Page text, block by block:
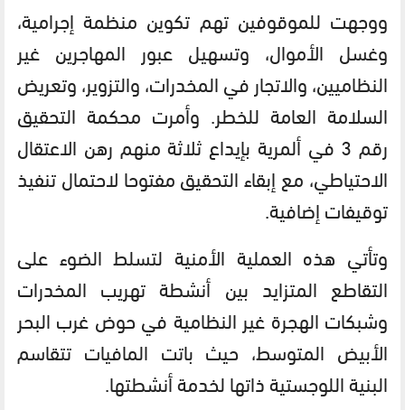
ووجهت للموقوفين تهم تكوين منظمة إجرامية،
وغسل الأموال، وتسهيل عبور المهاجرين غير
النظاميين، والاتجار في المخدرات، والتزوير، وتعريض
السلامة العامة للخطر. وأمرت محكمة التحقيق
رقم 3 في ألمرية بإيداع ثلاثة منهم رهن الاعتقال
الاحتياطي، مع إبقاء التحقيق مفتوحا لاحتمال تنفيذ
توقيفات إضافية.
وتأتي هذه العملية الأمنية لتسلط الضوء على
التقاطع المتزايد بين أنشطة تهريب المخدرات
وشبكات الهجرة غير النظامية في حوض غرب البحر
الأبيض المتوسط، حيث باتت المافيات تتقاسم
البنية اللوجستية ذاتها لخدمة أنشطتها.